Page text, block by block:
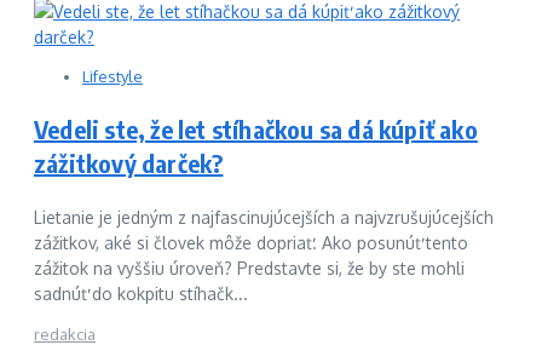
Lifestyle
Vedeli ste, že let stíhačkou sa dá kúpiť ako
zážitkový darček?
Lietanie je jedným z najfascinujúcejších a najvzrušujúcejších
zážitkov, aké si človek môže dopriať. Ako posunúť tento
zážitok na vyššiu úroveň? Predstavte si, že by ste mohli
sadnúť do kokpitu stíhačk...
redakcia